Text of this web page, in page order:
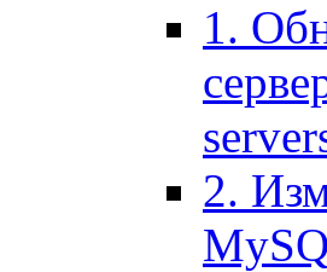
1.
2.